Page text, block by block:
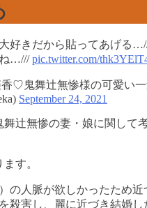
好きだから貼ってあげる
…///pic.twitter.com/
♡鬼舞辻無惨様の可愛い一
September 24, 2021
辻無惨の妻・娘に関して
す。
の人脈が欲しかったため近
殺害し、麗に近づき結婚し